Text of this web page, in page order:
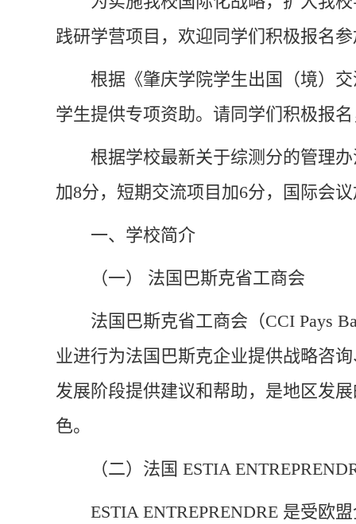
践研学营项目 ，欢迎同学们积极报名
根据《肇庆学院学生出国（境）
学生提供专项资助。请同学们积极报
根据学校最新关于综测分的管理
加8分，短期交流项目加6分，国际会
一、学校简介
（一） 法国巴斯克省工商会
法国巴斯克省工商会（CCI Pays
业进行为法国巴斯克企业提供战略咨
发展阶段提供建议和帮助，是地区发
色。
（二）法国 ESTIA
ESTIA ENTREPRENDRE 是受欧